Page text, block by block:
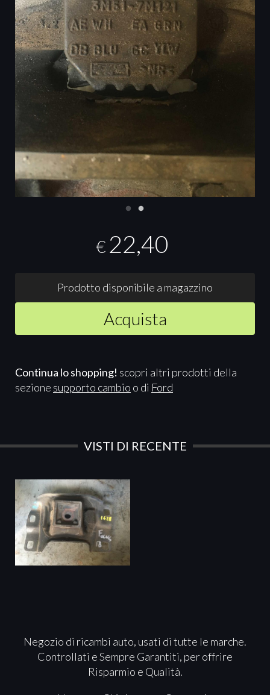
€ 22,40
Prodotto disponibile a magazzino
Acquista
Continua lo shopping! scopri altri prodotti della
sezione supporto cambio o di Ford
VISTI DI RECENTE
Negozio di ricambi auto, usati di tutte le marche.
Controllati e Sempre Garantiti, per offrire
Risparmio e Qualità.